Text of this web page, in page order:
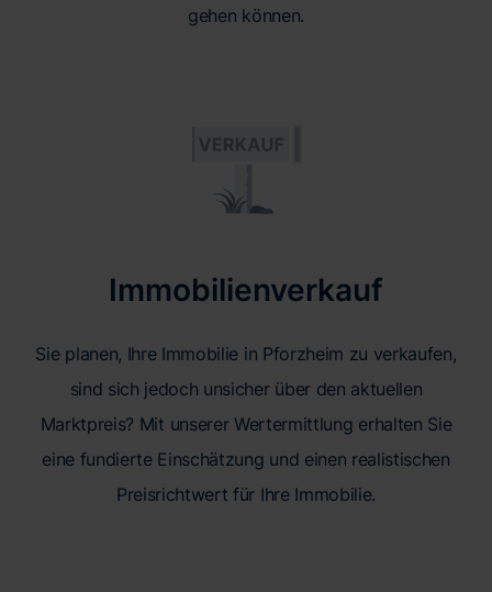
gehen können.
Immobilienverkauf
Sie planen, Ihre Immobilie in Pforzheim zu verkaufen,
sind sich jedoch unsicher über den aktuellen
Marktpreis? Mit unserer Wertermittlung erhalten Sie
eine fundierte Einschätzung und einen realistischen
Preisrichtwert für Ihre Immobilie.